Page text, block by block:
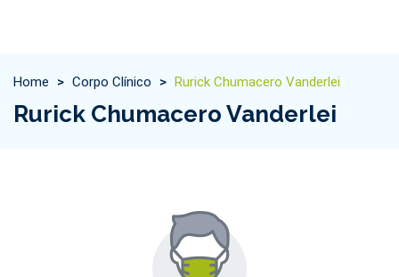
Home > Corpo Clínico > Rurick Chumacero Vanderlei
Rurick Chumacero Vanderlei